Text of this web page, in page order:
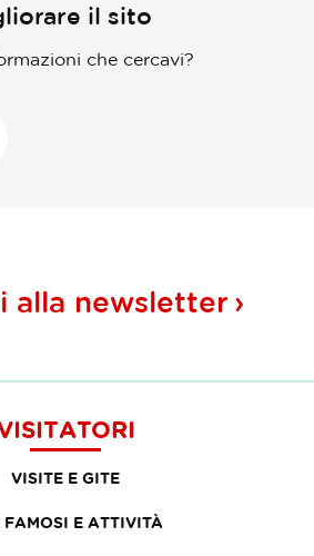
il sito
che cercavi?
alla newsletter
VISITE E GITE
FAMOSI E ATTIVITÀ